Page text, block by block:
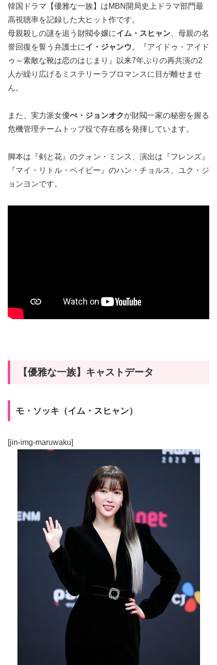
韓国ドラマ【優雅な一族】はMBN開局史上ドラマ部門最
高視聴率を記録した大ヒット作です。
母親殺しの謎を追う財閥令嬢にイム・スヒャン 、母親の名
誉回復を誓う弁護士にイ・ジャンウ。『アイドゥ・アイド
ゥ～素敵な靴は恋のはじまり』以来7年ぶりの再共演の2
人が繰り広げるミステリーラブロマンスに目が離せませ
ん。
また、実力派女優ぺ・ジョンオクが財閥一家の秘密を握る
危機管理チームトップ役で存在感を発揮しています。
脚本は『剣と花』のクォン・ミンス、演出は『フレンズ』
『マイ・リトル・ベイビー』のハン・チョルス、ユク・ジ
ョンヨンです。
【優雅な一族】キャストデータ
モ・ソッキ（イム・スヒャン）
[jin-img-maruwaku]